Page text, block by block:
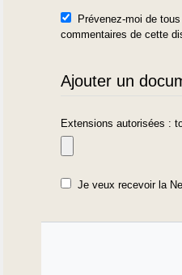
Prévenez-moi de
commentaires de cette
Ajouter un
Extensions autorisées :
Je veux recevoir la